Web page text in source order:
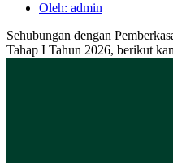
Oleh: admin
Sehubungan dengan
Tahap I Tahun 2026, berikut